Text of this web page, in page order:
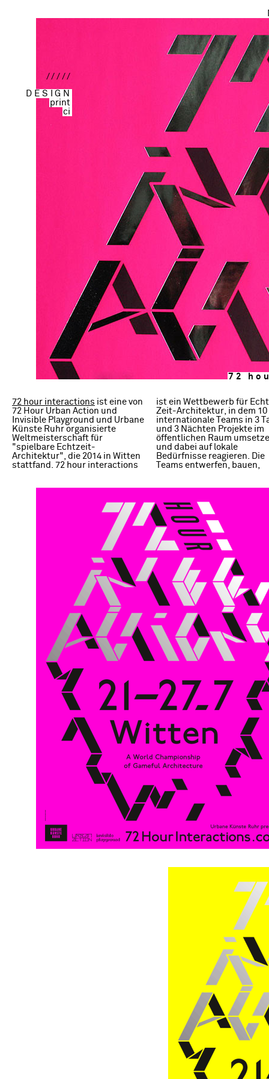
/////
DESIGN
print
ci
72
72 hour interactions ist eine von
72 Hour Urban Action und
Invisible Playground und Urbane
Künste Ruhr organisierte
Weltmeisterschaft für
"spielbare Echtzeit-
Architektur", die 2014 in Witten
stattfand. 72 hour interactions
ist ein Wettbewerb für Echt-
Zeit-Architektur, in dem 10
internationale Teams in 3 Tagen
und 3 Nächten Projekte im
öffentlichen Raum umsetzen
und dabei auf lokale
Bedürfnisse reagieren. Die
Teams entwerfen, bauen,
schlafen und feiern vor Ort, um
Interventionen im öffentlichen
Raum mit extremem Zeitdruck,
knappem Budget und auf
kleinstem Raum zu realisieren.
72 hour interactions lädt
professionelle und Anwohner
gleichermaßen dazu ein, aktive
Agenten eines Wandels von
Unten zu werden und eine
bleibende Veränderung in der
urbanen Landschaft zu